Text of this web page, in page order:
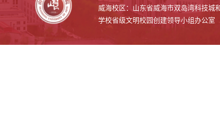
威海校区：山东省威海市双岛湾科技城
学校省级文明校园创建领导小组办公